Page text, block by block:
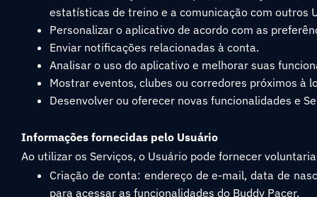
estatísticas de treino e a comunicação com outros
Personalizar o aplicativo de acordo com as
Enviar notificações relacionadas à conta.
Analisar o uso do aplicativo e melhorar suas
Mostrar eventos, clubes ou corredores próximos à
Desenvolver ou oferecer novas funcionalidades e
Informações fornecidas pelo Usuário
Ao utilizar os Serviços, o Usuário pode fornecer
Criação de conta: endereço de e-mail, data de
para acessar as funcionalidades do Buddy Pacer.